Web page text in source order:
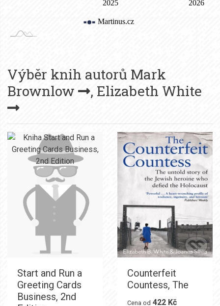
Výběr knih autorů Mark
Brownlow
, Elizabeth White
Start and Run a
Greeting Cards
Business, 2nd
Counterfeit
Countess, The
Cena od 422 Kč